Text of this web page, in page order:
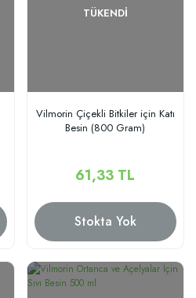
TÜKENDI
Vilmorin Çiçekli Bitkiler için Katı
Besin (800 Gram)
61,33 TL
Stokta Yok